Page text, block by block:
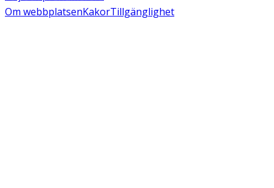
Om webbplatsenKakorTillgänglighet